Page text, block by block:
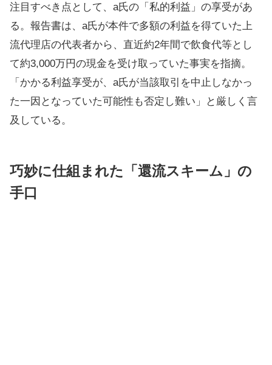
注目すべき点として、a氏の「私的利益」の享受があ
る。報告書は、a氏が本件で多額の利益を得ていた上
流代理店の代表者から、直近約2年間で飲食代等とし
て約3,000万円の現金を受け取っていた事実を指摘。
「かかる利益享受が、a氏が当該取引を中止しなかっ
た一因となっていた可能性も否定し難い」と厳しく言
及している。
巧妙に仕組まれた「還流スキーム」の
手口